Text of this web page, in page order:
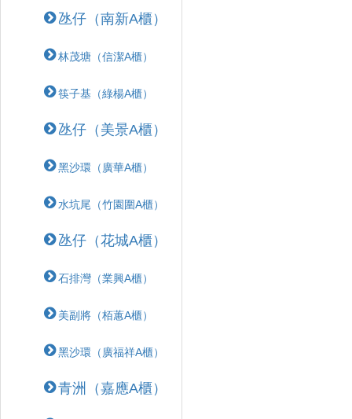
氹仔（南新A櫃）
林茂塘（信潔A櫃）
筷子基（綠楊A櫃）
氹仔（美景A櫃）
黑沙環（廣華A櫃）
水坑尾（竹園圍A櫃）
氹仔（花城A櫃）
石排灣（業興A櫃）
美副將（栢蕙A櫃）
黑沙環（廣福祥A櫃）
青洲（嘉應A櫃）